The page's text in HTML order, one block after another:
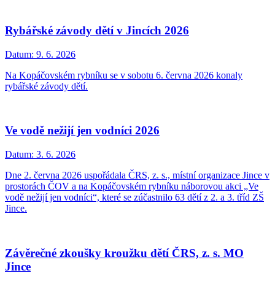
Rybářské závody dětí v Jincích 2026
Datum: 9. 6. 2026
Na Kopáčovském rybníku se v sobotu 6. června 2026 konaly
rybářské závody dětí.
Ve vodě nežijí jen vodníci 2026
Datum: 3. 6. 2026
Dne 2. června 2026 uspořádala ČRS, z. s., místní organizace Jince v
prostorách ČOV a na Kopáčovském rybníku náborovou akci „Ve
vodě nežijí jen vodníci“, které se zúčastnilo 63 dětí z 2. a 3. tříd ZŠ
Jince.
Závěrečné zkoušky kroužku dětí ČRS, z. s. MO
Jince